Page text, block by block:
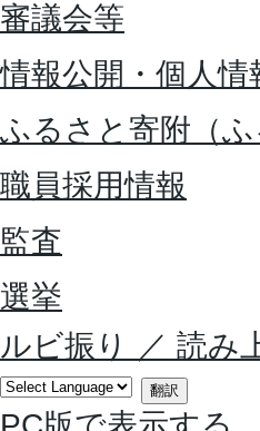
審議会等
情報公開・個人情
ふるさと寄附（ふ
職員採用情報
監査
選挙
ルビ振り
／ 読み
翻訳